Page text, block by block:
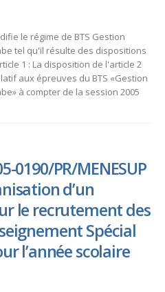
le régime de BTS Gestion
tel qu'il résulte des dispositions
1 : La disposition de l'article 2
aux épreuves du BTS «Gestion
à compter de la session 2005
0190/PR/MENESUP
d’un
le recrutement des
Spécial
l’année scolaire